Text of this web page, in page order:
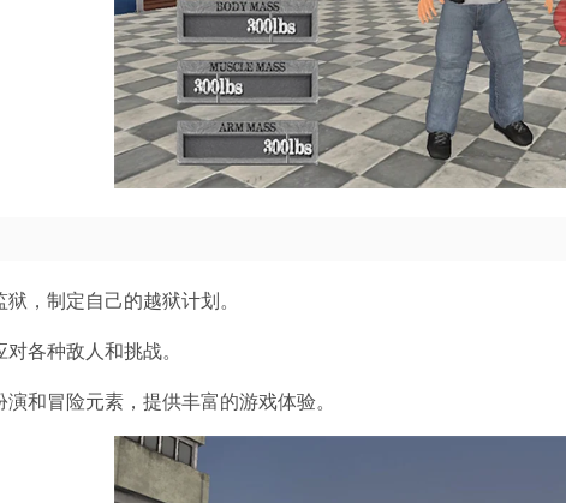
，制定自己的越狱计划。
各种敌人和挑战。
和冒险元素，提供丰富的游戏体验。